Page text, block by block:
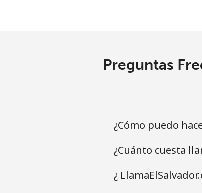
Preguntas
¿Cómo puedo
¿Cuánto cuesta
¿